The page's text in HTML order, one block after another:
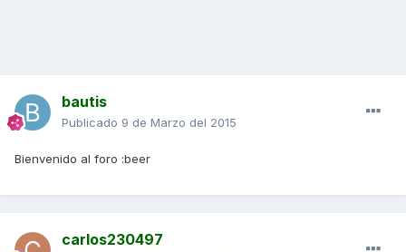
bautis
Publicado 9 de Marzo del 2015
Bienvenido al foro :beer
carlos230497